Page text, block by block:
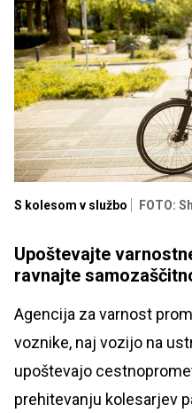
S kolesom v službo FOTO:
Upoštevajte
ravnajte
Agencija za varnost
voznike, naj vozijo na
upoštevajo
prehitevanju kolesarjev